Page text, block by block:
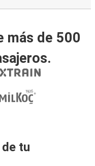
más de 500
tu